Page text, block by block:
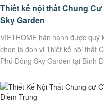
Thiết kế nội thất Chung
Sky Garden
VIETHOME hân hạnh được quý
chọn là đơn vị Thiết kế nội thất
Phú Đông Sky Garden tại Bình
VietHome –...